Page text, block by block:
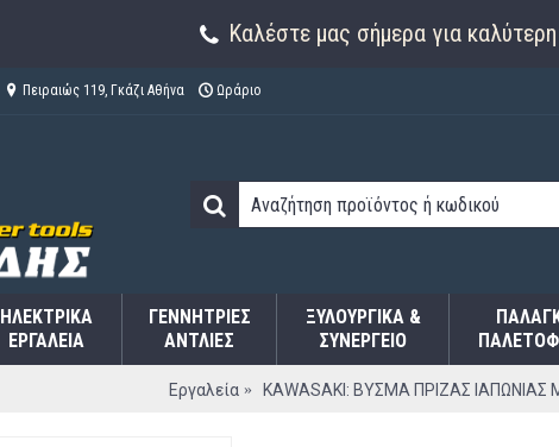
Καλέστε μας σήμερα για
Πειραιώς 119, Γκάζι Αθήνα Ωράριο
ΗΛΕΚΤΡΙΚΆ
ΕΡΓΑΛΕΊΑ
ΓΕΝΝΉΤΡΙΕΣ
ΑΝΤΛΊΕΣ
ΞΥΛΟΥΡΓΙΚΑ &
ΣΥΝΕΡΓΕΙΟ
Εργαλεία KAWASAKI: ΒΥΣΜΑ ΠΡΙΖΑΣ